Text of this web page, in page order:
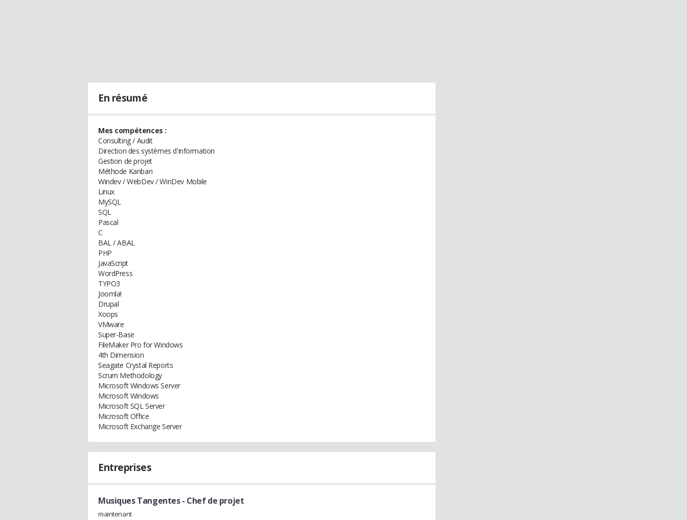
En résumé
Mes compétences :
Consulting / Audit
Direction des systèmes d'information
Gestion de projet
Méthode Kanban
Windev / WebDev / WinDev Mobile
Linux
MySQL
SQL
Pascal
C
BAL / ABAL
PHP
JavaScript
WordPress
TYPO3
Joomla!
Drupal
Xoops
VMware
Super-Base
FileMaker Pro for Windows
4th Dimension
Seagate Crystal Reports
Scrum Methodology
Microsoft Windows Server
Microsoft Windows
Microsoft SQL Server
Microsoft Office
Microsoft Exchange Server
Entreprises
Musiques Tangentes- Chef de projet
maintenant